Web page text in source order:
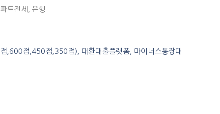
트전세 ,은행
,600점,450점,350점), 대환대출플랫폼, 마이너스통장대